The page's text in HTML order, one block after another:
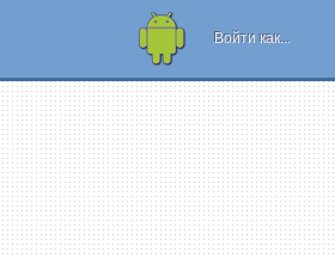
Войти как...
телефона или